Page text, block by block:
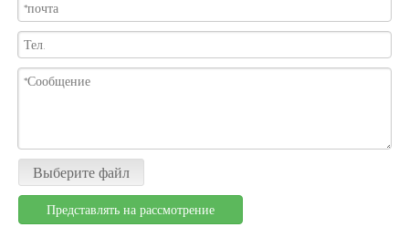
Выберите файл
Представлять на рассмотрение